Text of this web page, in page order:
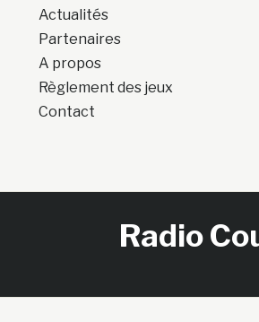
Actualités
Partenaires
A propos
Règlement des jeux
Contact
Radio